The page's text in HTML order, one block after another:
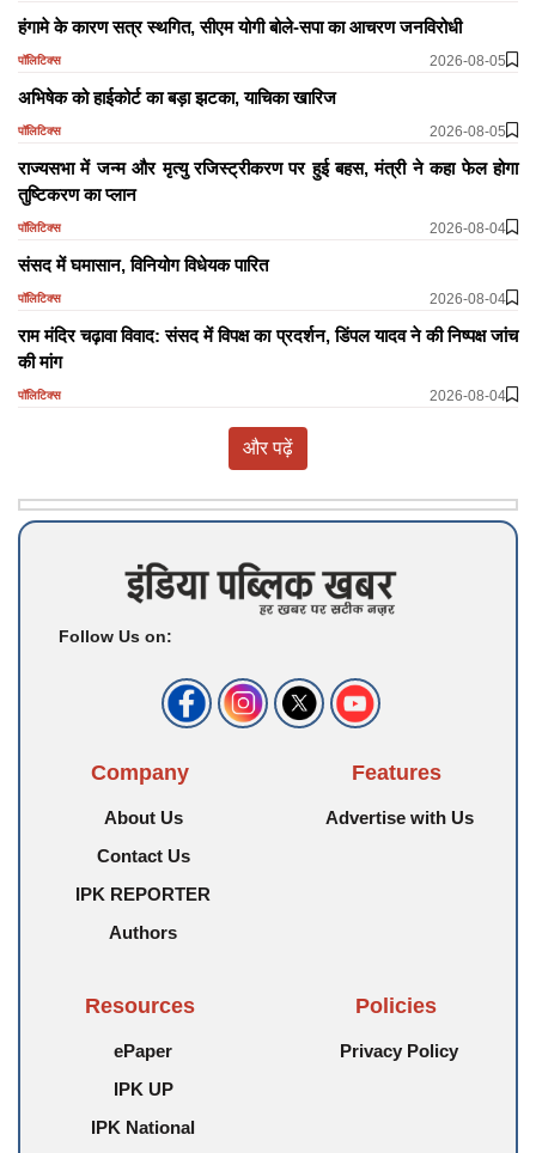
हंगामे के कारण सत्र स्थगित, सीएम योगी बोले-सपा का आचरण जनविरोधी
पॉलिटिक्स 2026-08-05
अभिषेक को हाईकोर्ट का बड़ा झटका, याचिका खारिज
पॉलिटिक्स 2026-08-05
राज्यसभा में जन्म और मृत्यु रजिस्ट्रीकरण पर हुई बहस, मंत्री ने कहा फेल होगा
तुष्टिकरण का प्लान
पॉलिटिक्स 2026-08-04
​​​​​​​संसद में घमासान, विनियोग विधेयक पारित
पॉलिटिक्स 2026-08-04
राम मंदिर चढ़ावा विवाद: संसद में विपक्ष का प्रदर्शन, डिंपल यादव ने की निष्पक्ष जांच
की मांग
पॉलिटिक्स 2026-08-04
और पढ़ें
Follow Us on:
Company
About Us
Contact Us
IPK REPORTER
Authors
Features
Advertise with Us
Resources
ePaper
IPK UP
IPK National
Policies
Privacy Policy